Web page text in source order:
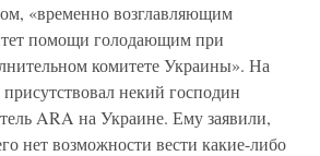
«временно возглавляющим
помощи голодающим при
комитете Украины». На
некий господин
ARA на Украине. Ему заявили,
нет возможности вести какие-либо